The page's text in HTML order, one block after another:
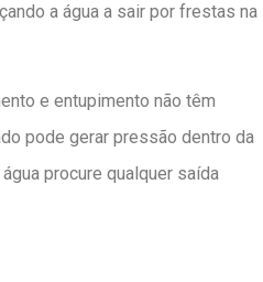
a água a sair por frestas na
e entupimento não têm
pode gerar pressão dentro da
procure qualquer saída